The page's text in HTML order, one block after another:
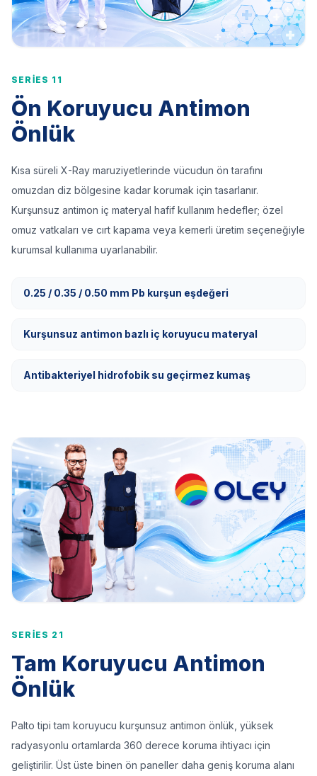
SERIES 11
Ön Koruyucu Antimon
Önlük
Kısa süreli X-Ray maruziyetlerinde vücudun ön tarafını
omuzdan diz bölgesine kadar korumak için tasarlanır.
Kurşunsuz antimon iç materyal hafif kullanım hedefler; özel
omuz vatkaları ve cırt kapama veya kemerli üretim seçeneğiyle
kurumsal kullanıma uyarlanabilir.
0.25 / 0.35 / 0.50 mm Pb kurşun eşdeğeri
Kurşunsuz antimon bazlı iç koruyucu materyal
Antibakteriyel hidrofobik su geçirmez kumaş
SERIES 21
Tam Koruyucu Antimon
Önlük
Palto tipi tam koruyucu kurşunsuz antimon önlük, yüksek
radyasyonlu ortamlarda 360 derece koruma ihtiyacı için
geliştirilir. Üst üste binen ön paneller daha geniş koruma alanı